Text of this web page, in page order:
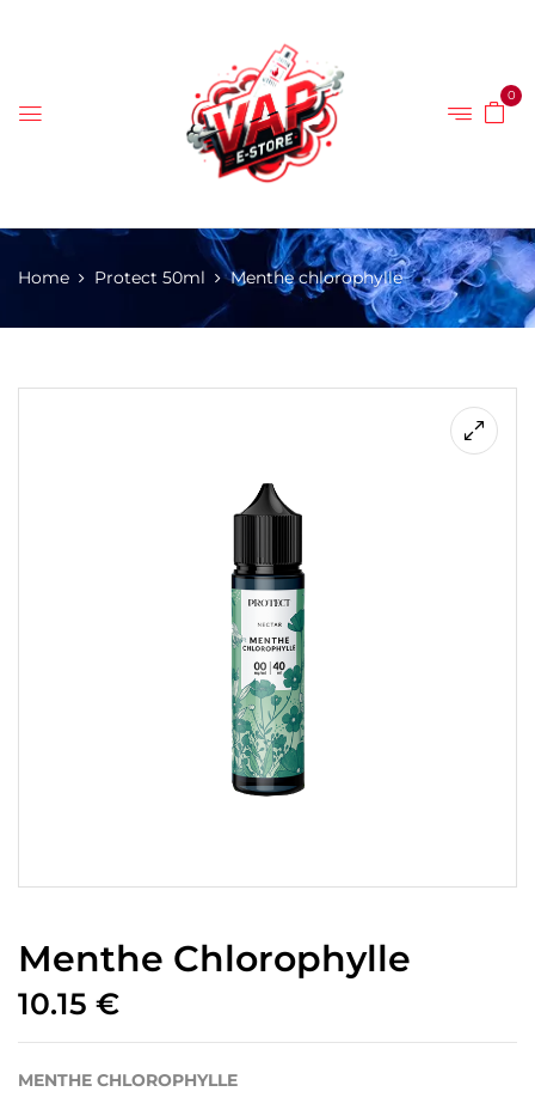
0
Home Protect 50ml Menthe chlorophylle
Menthe Chlorophylle
10.15 €
MENTHE CHLOROPHYLLE